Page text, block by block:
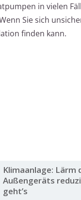
in vielen
Sie sich
finden kann.
Klimaanlage: Lärm
Außengeräts
geht’s